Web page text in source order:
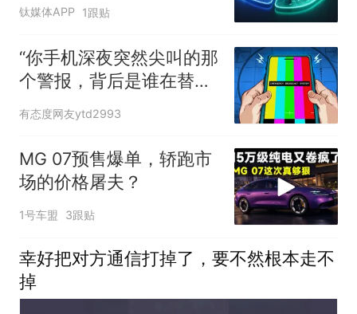
钛媒体APP 1跟贴
“你手机深夜突然尖叫的那
个警报，背后是谁在替你
守着？”
有态度网友ytd2993
MG 07预售爆单，轿跑市
场的价格屠夫？
1号车盟 3跟贴
幸好把对方通信打掉了，要不然根本走不
掉